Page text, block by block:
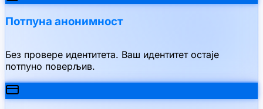
Потпуна анонимност
Без провере идентитета. Ваш идентитет остаје
потпуно поверљив.